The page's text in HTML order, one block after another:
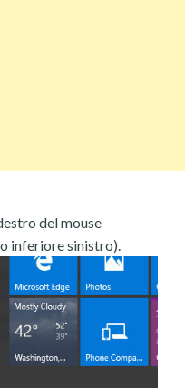
del mouse
inferiore sinistro).